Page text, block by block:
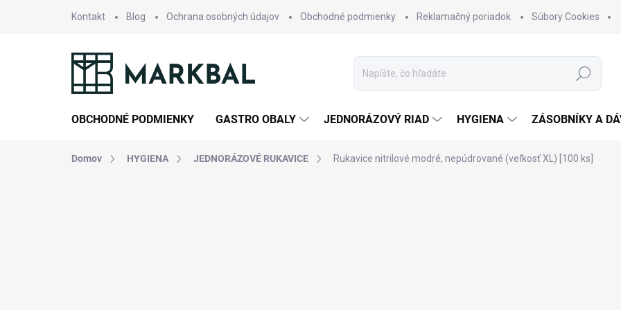
Kontakt Blog Ochrana osobných údajov Obchodné podmienky Reklamačný poriadok Súbory Cookies
Hľadať
OBCHODNÉ PODMIENKY GASTRO OBALY JEDNORÁZOVÝ RIAD HYGIENA ZÁSOBNÍKY A
Domov HYGIENA JEDNORÁZOVÉ RUKAVICE Rukavice nitrilové modré, nepúdrované (veľkosť XL) [100 ks]